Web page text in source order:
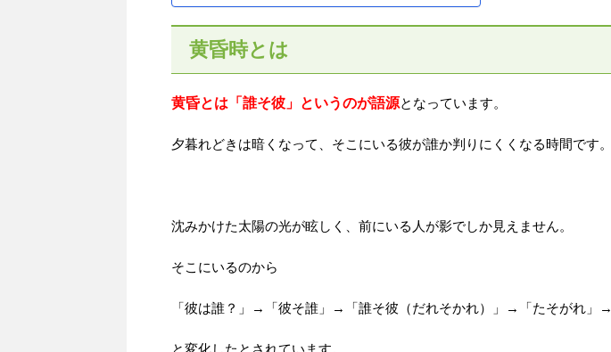
黄昏時とは
黄昏とは「誰そ彼」というのが語源となっています。
夕暮れどきは暗くなって、そこにいる彼が誰か判りにくくなる時間です。
沈みかけた太陽の光が眩しく、前にいる人が影でしか見えません。
そこにいるのから
「彼は誰？」→「彼そ誰」→「誰そ彼（だれそかれ）」→「たそがれ」→
と変化したとされています。